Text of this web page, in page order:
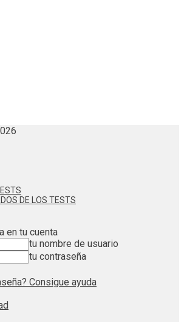
DE LOS TESTS
en tu cuenta
tu nombre de usuario
tu contraseña
Consigue ayuda